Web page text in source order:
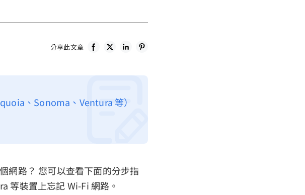
分享此文章
、Sonoma、Ventura 等）
網路？ 您可以查看下面的分步指
等裝置上忘記 Wi-Fi 網路。